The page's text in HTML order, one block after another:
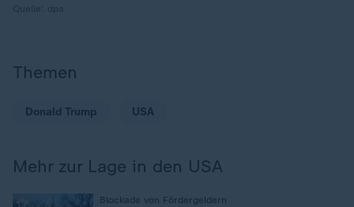
Themen
Donald Trump USA
Mehr zur Lage in den USA
Blockade von Fördergeldern